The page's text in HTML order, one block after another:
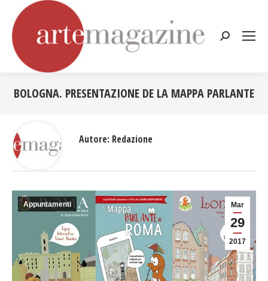
Cerca:
BOLOGNA. PRESENTAZIONE DE LA MAPPA PARLANTE
Mar
29
2017
Appuntamenti
Autore: Redazione